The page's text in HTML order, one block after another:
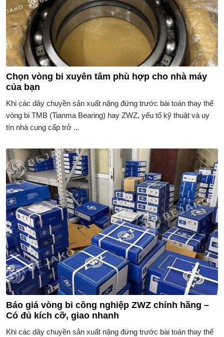
Chọn vòng bi xuyên tâm phù hợp cho nhà máy
của bạn
Khi các dây chuyền sản xuất nặng đứng trước bài toán thay thế
vòng bi TMB (Tianma Bearing) hay ZWZ, yếu tố kỹ thuật và uy
tín nhà cung cấp trở ...
Báo giá vòng bi công nghiệp ZWZ chính hãng –
Có đủ kích cỡ, giao nhanh
Khi các dây chuyền sản xuất nặng đứng trước bài toán thay thế